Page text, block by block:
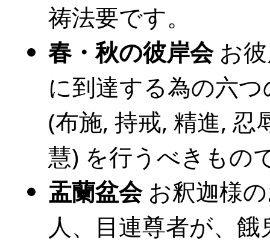
祷法要です。
春・秋の彼岸会お彼
に到達する為の六
(布施, 持戒, 精進, 忍
慧) を行うべきもの
盂蘭盆会お釈迦様
人、目連尊者が、